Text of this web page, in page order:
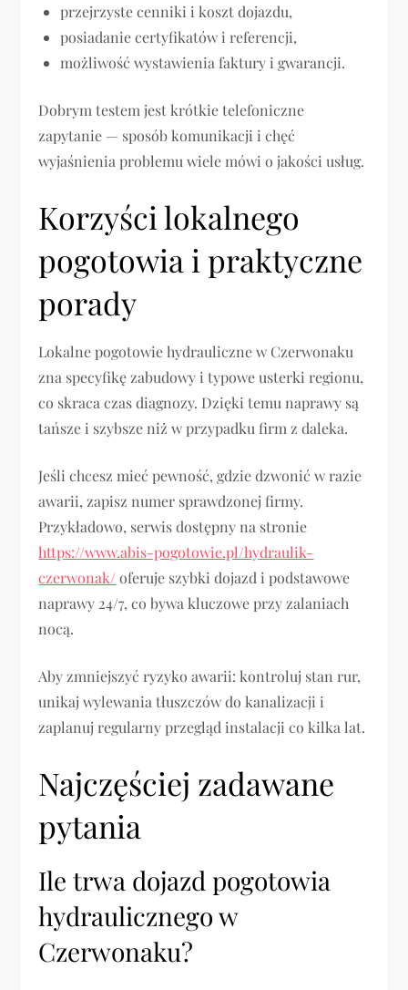
przejrzyste cenniki i koszt dojazdu,
posiadanie certyfikatów i referencji,
możliwość wystawienia faktury i gwarancji.
Dobrym testem jest krótkie telefoniczne
zapytanie — sposób komunikacji i chęć
wyjaśnienia problemu wiele mówi o jakości usług.
Korzyści lokalnego
pogotowia i praktyczne
porady
Lokalne pogotowie hydrauliczne w Czerwonaku
zna specyfikę zabudowy i typowe usterki regionu,
co skraca czas diagnozy. Dzięki temu naprawy są
tańsze i szybsze niż w przypadku firm z daleka.
Jeśli chcesz mieć pewność, gdzie dzwonić w razie
awarii, zapisz numer sprawdzonej firmy.
Przykładowo, serwis dostępny na stronie
https://www.abis-pogotowie.pl/hydraulik-
czerwonak/oferuje szybki dojazd i podstawowe
naprawy 24/7, co bywa kluczowe przy zalaniach
nocą.
Aby zmniejszyć ryzyko awarii: kontroluj stan rur,
unikaj wylewania tłuszczów do kanalizacji i
zaplanuj regularny przegląd instalacji co kilka lat.
Najczęściej zadawane
pytania
Ile trwa dojazd pogotowia
hydraulicznego w
Czerwonaku?